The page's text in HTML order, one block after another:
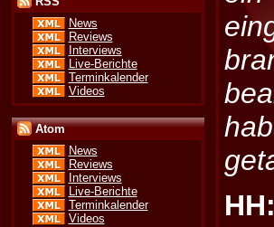
News
Reviews
Interviews
Live-Berichte
Terminkalender
Videos
Atom
News
Reviews
Interviews
Live-Berichte
Terminkalender
Videos
HH: